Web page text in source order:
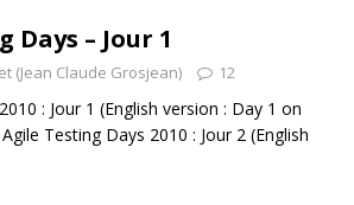
– Jour 1
(Jean Claude Grosjean) 12
: Jour 1 (English version : Day 1 on
Testing Days 2010 : Jour 2 (English